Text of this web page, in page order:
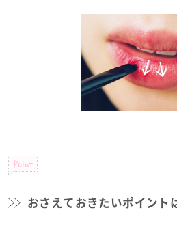
Point
おさえておきたいポイント